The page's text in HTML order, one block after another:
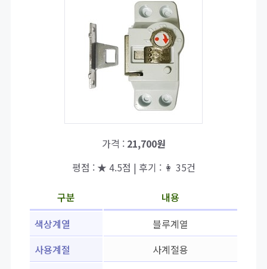
가격 : 21,700원
평점 : ★ 4.5점 | 후기 : 👩 35건
구분
내용
색상계열
블루계열
사용계절
사계절용